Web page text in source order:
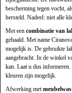
bescherming tegen vocht,
hersteld. Nadeel: niet alle
Met een combinatie van
gehaald. Met name
mogelijk is. De gebruikte
aangebracht. In de winkel
kan. Laat u dus informeren.
kleuren zijn mogelijk.
Afwerking metmeubelwas